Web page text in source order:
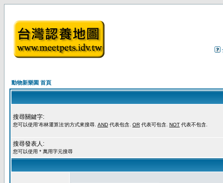
動物新樂園 首頁
搜尋關鍵字:
您可以使用'布林運算法'的方式來搜尋. AND 代表包含. OR 代表可包含. NOT 代表不包含.
搜尋發表人:
您可以使用 * 萬用字元搜尋